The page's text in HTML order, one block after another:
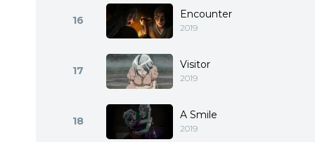
16 Encounter
2019
17 Visitor
2019
18 A Smile
2019